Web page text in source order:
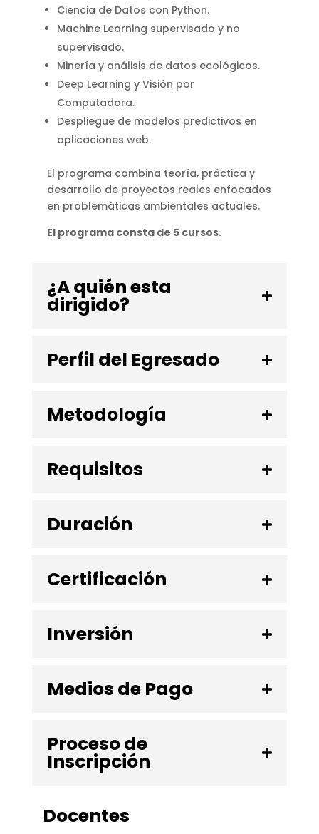
Ciencia de Datos con Python.
Machine Learning supervisado y no
supervisado.
Minería y análisis de datos ecológicos.
Deep Learning y Visión por
Computadora.
Despliegue de modelos predictivos en
aplicaciones web.
El programa combina teoría, práctica y
desarrollo de proyectos reales enfocados
en problemáticas ambientales actuales.
El programa consta de 5 cursos.
¿A quién esta
dirigido?
Perfil del Egresado
Metodología
Requisitos
Duración
Certificación
Inversión
Medios de Pago
Proceso de
Inscripción
Docentes